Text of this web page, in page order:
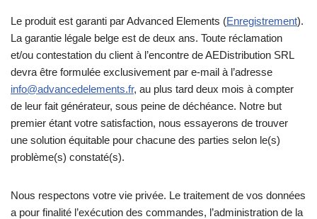
Le produit est garanti par Advanced Elements (Enregistrement).
La garantie légale belge est de deux ans. Toute réclamation
et/ou contestation du client à l’encontre de AEDistribution SRL
devra être formulée exclusivement par e-mail à l’adresse
info@advancedelements.fr, au plus tard deux mois à compter
de leur fait générateur, sous peine de déchéance. Notre but
premier étant votre satisfaction, nous essayerons de trouver
une solution équitable pour chacune des parties selon le(s)
problème(s) constaté(s).
Nous respectons votre vie privée. Le traitement de vos données
a pour finalité l’exécution des commandes, l’administration de la